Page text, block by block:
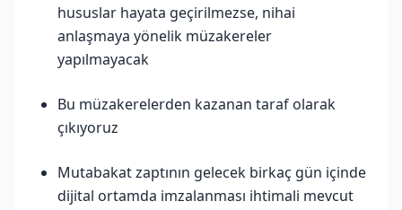
hususlar hayata geçirilmezse, nihai
anlaşmaya yönelik müzakereler
yapılmayacak
Bu müzakerelerden kazanan taraf olarak
çıkıyoruz
Mutabakat zaptının gelecek birkaç gün içinde
dijital ortamda imzalanması ihtimali mevcut